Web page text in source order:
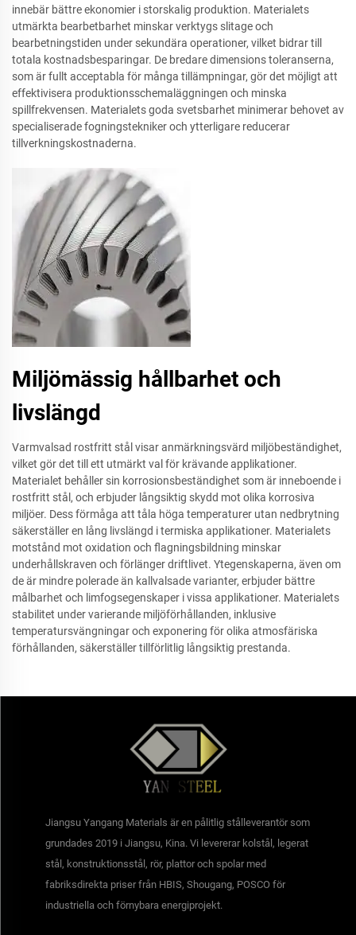
innebär bättre ekonomier i storskalig produktion. Materialets
utmärkta bearbetbarhet minskar verktygs slitage och
bearbetningstiden under sekundära operationer, vilket bidrar till
totala kostnadsbesparingar. De bredare dimensions toleranserna,
som är fullt acceptabla för många tillämpningar, gör det möjligt att
effektivisera produktionsschemaläggningen och minska
spillfrekvensen. Materialets goda svetsbarhet minimerar behovet av
specialiserade fogningstekniker och ytterligare reducerar
tillverkningskostnaderna.
Miljömässig hållbarhet och
livslängd
Varmvalsad rostfritt stål visar anmärkningsvärd miljöbeständighet,
vilket gör det till ett utmärkt val för krävande applikationer.
Materialet behåller sin korrosionsbeständighet som är inneboende i
rostfritt stål, och erbjuder långsiktig skydd mot olika korrosiva
miljöer. Dess förmåga att tåla höga temperaturer utan nedbrytning
säkerställer en lång livslängd i termiska applikationer. Materialets
motstånd mot oxidation och flagningsbildning minskar
underhållskraven och förlänger driftlivet. Ytegenskaperna, även om
de är mindre polerade än kallvalsade varianter, erbjuder bättre
målbarhet och limfogsegenskaper i vissa applikationer. Materialets
stabilitet under varierande miljöförhållanden, inklusive
temperatursvängningar och exponering för olika atmosfäriska
förhållanden, säkerställer tillförlitlig långsiktig prestanda.
Jiangsu Yangang Materials är en pålitlig stålleverantör som
grundades 2019 i Jiangsu, Kina. Vi levererar kolstål, legerat
stål, konstruktionsstål, rör, plattor och spolar med
fabriksdirekta priser från HBIS, Shougang, POSCO för
industriella och förnybara energiprojekt.